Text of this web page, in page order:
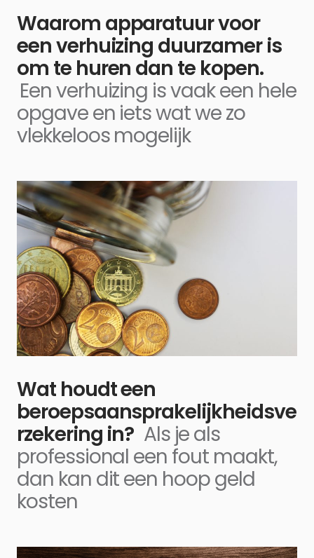
Waarom apparatuur voor
een verhuizing duurzamer is
om te huren dan te kopen.
Een verhuizing is vaak een hele
opgave en iets wat we zo
vlekkeloos mogelijk
Wat houdt een
beroepsaansprakelijkheidsve
rzekering in? Als je als
professional een fout maakt,
dan kan dit een hoop geld
kosten